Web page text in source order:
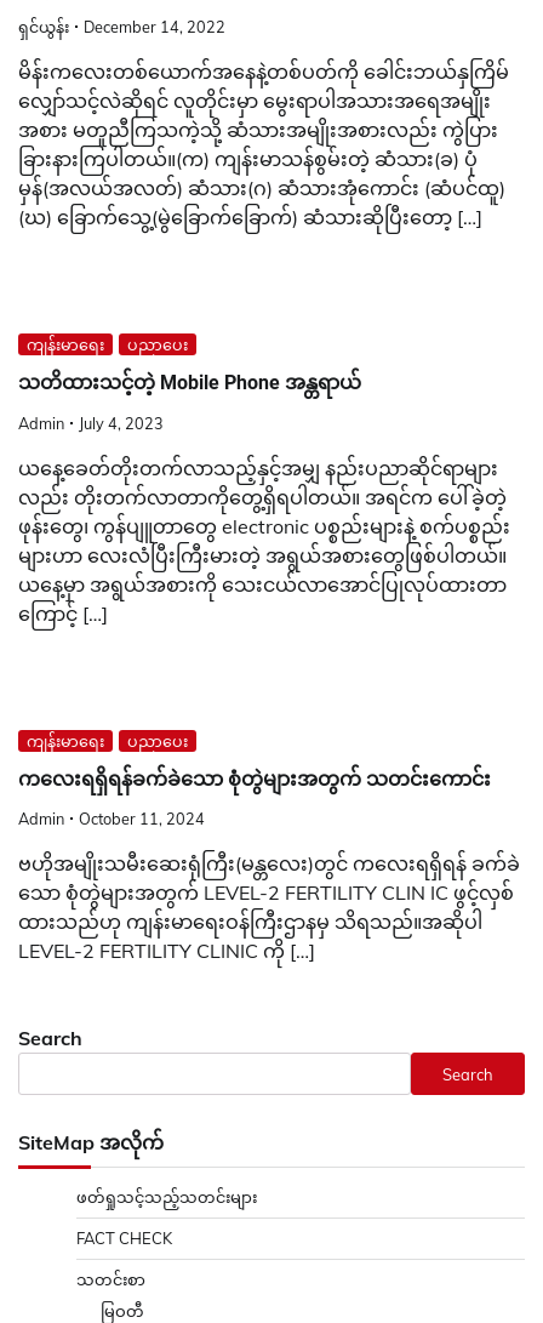
ရှင်ယွန်း December 14, 2022
မိန်းကလေးတစ်ယောက်အနေနဲ့တစ်ပတ်ကို ခေါင်းဘယ်နှကြိမ်
လျှော်သင့်လဲဆိုရင် လူတိုင်းမှာ မွေးရာပါအသားအရေအမျိုး
အစား မတူညီကြသကဲ့သို့ ဆံသားအမျိုးအစားလည်း ကွဲပြား
ခြားနားကြပါတယ်။(က) ကျန်းမာသန်စွမ်းတဲ့ ဆံသား(ခ) ပုံ
မှန်(အလယ်အလတ်) ဆံသား(ဂ) ဆံသားအုံကောင်း (ဆံပင်ထူ)
(ဃ) ခြောက်သွေ့(မွဲခြောက်ခြောက်) ဆံသားဆိုပြီးတော့ […]
ကျန်းမာရေး ပညာပေး
သတိထားသင့်တဲ့ Mobile Phone အန္တရာယ်
Admin July 4, 2023
ယနေ့ခေတ်တိုးတက်လာသည့်နှင့်အမျှ နည်းပညာဆိုင်ရာများ
လည်း တိုးတက်လာတာကိုတွေ့ရှိရပါတယ်။ အရင်က ပေါ်ခဲ့တဲ့
ဖုန်းတွေ၊ ကွန်ပျူတာတွေ electronic ပစ္စည်းများနဲ့ စက်ပစ္စည်း
များဟာ လေးလံပြီးကြီးမားတဲ့ အရွယ်အစားတွေဖြစ်ပါတယ်။
ယနေ့မှာ အရွယ်အစားကို သေးငယ်လာအောင်ပြုလုပ်ထားတာ
ကြောင့် […]
ကျန်းမာရေး ပညာပေး
ကလေးရရှိရန်ခက်ခဲသော စုံတွဲများအတွက် သတင်းကောင်း
Admin October 11, 2024
ဗဟိုအမျိုးသမီးဆေးရုံကြီး(မန္တလေး)တွင် ကလေးရရှိရန် ခက်ခဲ
သော စုံတွဲများအတွက် LEVEL-2 FERTILITY CLIN IC ဖွင့်လှစ်
ထားသည်ဟု ကျန်းမာရေးဝန်ကြီးဌာနမှ သိရသည်။အဆိုပါ
LEVEL-2 FERTILITY CLINIC ကို […]
Search
Search
SiteMap အလိုက်
ဖတ်ရှုသင့်သည့်သတင်းများ
FACT CHECK
သတင်းစာ
မြဝတီ